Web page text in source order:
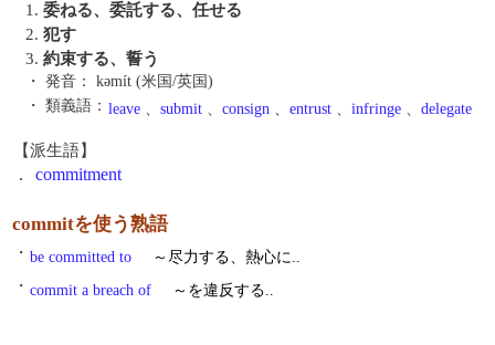
1. 委ねる、委託する、任せる
2. 犯す
3. 約束する、誓う
・ 発音：
kəmít (米国/英国)
・ 類義語： leave 、 submit 、 consign 、 entrust 、 infringe 、 delegate
【派生語】
. commitment
commitを使う熟語
・ be committed to
～尽力する、熱心に..
・ commit a breach of ～を違反する..